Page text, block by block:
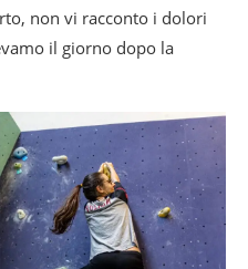
non vi racconto i dolori
il giorno dopo la